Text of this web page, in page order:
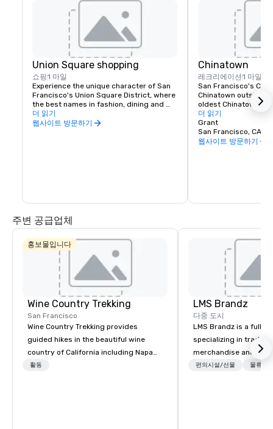
Union Square shopping
쇼핑1 마일
Experience the unique character of San
Francisco's Union Square District, where
the best names in fashion, dining and
theater can be found. Union Square is a
great place to meet friends or family and
더 읽기
웹사이트 방문하기
Chinatown
레크리에이션 1 마일
San Francisco's
Chinatown outside
oldest Chinatown in
Invented in San
fortune cookies are
Golden Gate Fortune
Learn about the
더 읽기
Grant
San Francisco, CA,
웹사이트 방문하기
주변 공급업체
홍보물입니다
Wine Country Trekking
San Francisco
Wine Country Trekking provides
guided hikes in the beautiful wine
country of California including Napa
and Sonoma Valleys. These
활동
LMS Brandz
다중 도시
LMS Brandz is a full-
specializing in trade
merchandise and
booth giveaways and
편의시설/선물 물류/장